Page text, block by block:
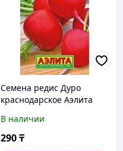
Семена редис Дуро
краснодарское Аэлита
В наличии
290₸